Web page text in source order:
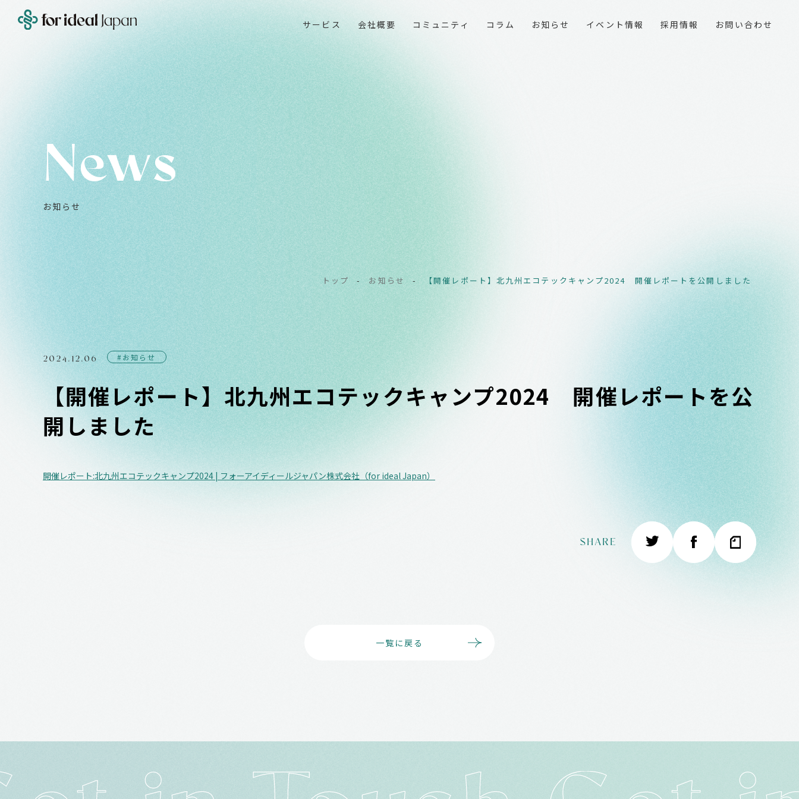
サービス 会社概要 コミュニティ コラム お知らせ イベント情報 採用情報 お問い合わせ
News
お知らせ
トップ - お知らせ - 【開催レポート】北九州エコテックキャンプ2024 開催レポートを公開しました
2024.12.06 #お知らせ
【開催レポート】北九州エコテックキャンプ2024 開催レポートを公
開しました
開催レポート:北九州エコテックキャンプ2024 | フォーアイディールジャパン株式会社（for ideal Japan）
SHARE
一覧に戻る